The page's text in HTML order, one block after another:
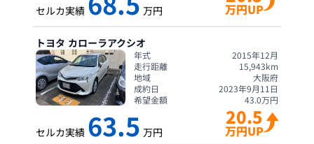
セルカ実績 万円 万円UP
トヨタ カローラアクシオ
年式
2015年12月
走行距離
15,943km
地域
大阪府
成約日
2023年9月11日
希望金額
43.0万円
セルカ実績 63.5 万円
20.5
万円UP